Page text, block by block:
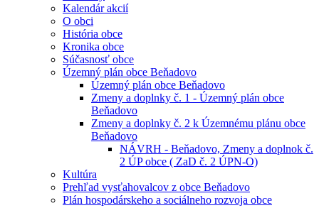
Kalendár akcií
O obci
História obce
Kronika obce
Súčasnosť obce
Územný plán obce Beňadovo
Územný plán obce Beňadovo
Zmeny a doplnky č. 1 - Územný plán obce
Beňadovo
Zmeny a doplnky č. 2 k Územnému plánu obce
Beňadovo
NÁVRH - Beňadovo, Zmeny a doplnok č.
2 ÚP obce ( ZaD č. 2 ÚPN-O)
Kultúra
Prehľad vysťahovalcov z obce Beňadovo
Plán hospodárskeho a sociálneho rozvoja obce